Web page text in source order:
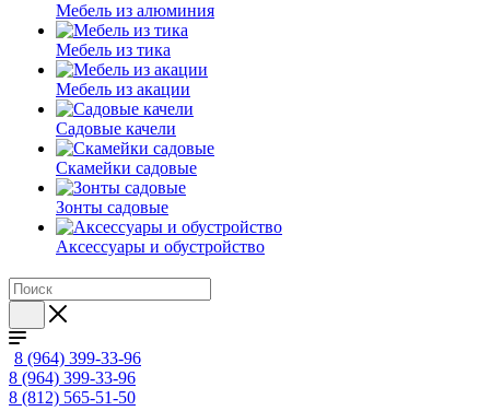
Мебель из алюминия
Мебель из тика
Мебель из акации
Садовые качели
Скамейки садовые
Зонты садовые
Аксессуары и обустройство
8 (964) 399-33-96
8 (964) 399-33-96
8 (812) 565-51-50